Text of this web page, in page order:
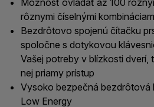
rôznymi číselnými
Bezdrôtovo spojenú čítačku
spoločne s dotykovou
Vašej potreby v blízkosti dverí,
nej priamy prístup
Vysoko bezpečná bezdrôtová
Low Energy